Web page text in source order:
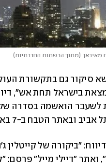
מאיראן (מתוך הרשתות החברתיות)
הטבח ב-7 באוקטובר 2023".